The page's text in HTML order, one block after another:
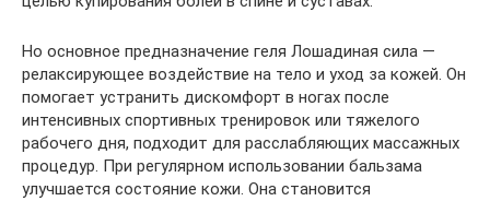
Но основное предназначение геля Лошадиная сила —
релаксирующее воздействие на тело и уход за кожей. Он
помогает устранить дискомфорт в ногах после
интенсивных спортивных тренировок или тяжелого
рабочего дня, подходит для расслабляющих массажных
процедур. При регулярном использовании бальзама
улучшается состояние кожи. Она становится